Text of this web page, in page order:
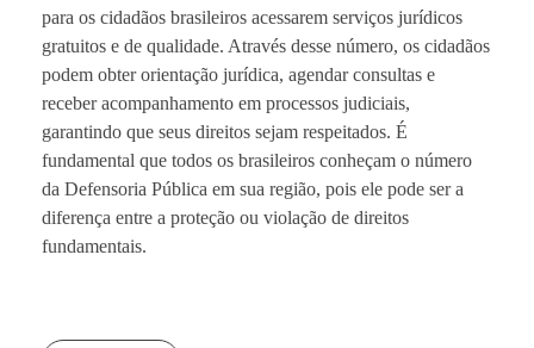
para os cidadãos brasileiros acessarem serviços jurídicos
gratuitos e de qualidade. Através desse número, os cidadãos
podem obter orientação jurídica, agendar consultas e
receber acompanhamento em processos judiciais,
garantindo que seus direitos sejam respeitados. É
fundamental que todos os brasileiros conheçam o número
da Defensoria Pública em sua região, pois ele pode ser a
diferença entre a proteção ou violação de direitos
fundamentais.